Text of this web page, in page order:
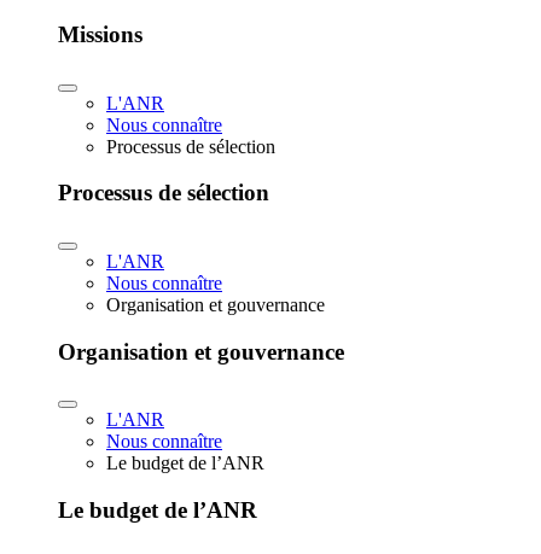
Missions
L'ANR
Nous connaître
Processus de sélection
Processus de sélection
L'ANR
Nous connaître
Organisation et gouvernance
Organisation et gouvernance
L'ANR
Nous connaître
Le budget de l’ANR
Le budget de l’ANR